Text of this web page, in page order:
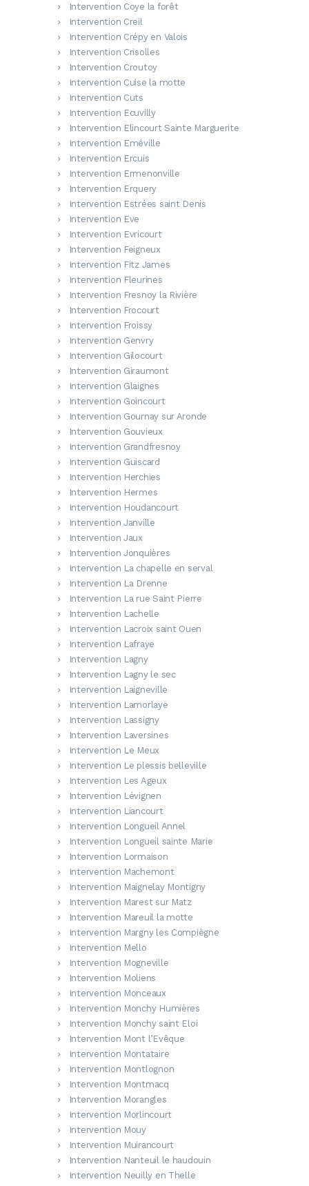
Intervention Coye la forêt
Intervention Creil
Intervention Crépy en Valois
Intervention Crisolles
Intervention Croutoy
Intervention Cuise la motte
Intervention Cuts
Intervention Ecuvilly
Intervention Elincourt Sainte Marguerite
Intervention Eméville
Intervention Ercuis
Intervention Ermenonville
Intervention Erquery
Intervention Estrées saint Denis
Intervention Eve
Intervention Evricourt
Intervention Feigneux
Intervention Fitz James
Intervention Fleurines
Intervention Fresnoy la Rivière
Intervention Frocourt
Intervention Froissy
Intervention Genvry
Intervention Gilocourt
Intervention Giraumont
Intervention Glaignes
Intervention Goincourt
Intervention Gournay sur Aronde
Intervention Gouvieux
Intervention Grandfresnoy
Intervention Guiscard
Intervention Herchies
Intervention Hermes
Intervention Houdancourt
Intervention Janville
Intervention Jaux
Intervention Jonquières
Intervention La chapelle en serval
Intervention La Drenne
Intervention La rue Saint Pierre
Intervention Lachelle
Intervention Lacroix saint Ouen
Intervention Lafraye
Intervention Lagny
Intervention Lagny le sec
Intervention Laigneville
Intervention Lamorlaye
Intervention Lassigny
Intervention Laversines
Intervention Le Meux
Intervention Le plessis belleville
Intervention Les Ageux
Intervention Lévignen
Intervention Liancourt
Intervention Longueil Annel
Intervention Longueil sainte Marie
Intervention Lormaison
Intervention Machemont
Intervention Maignelay Montigny
Intervention Marest sur Matz
Intervention Mareuil la motte
Intervention Margny les Compiègne
Intervention Mello
Intervention Mogneville
Intervention Moliens
Intervention Monceaux
Intervention Monchy Humières
Intervention Monchy saint Eloi
Intervention Mont l’Evêque
Intervention Montataire
Intervention Montlognon
Intervention Montmacq
Intervention Morangles
Intervention Morlincourt
Intervention Mouy
Intervention Muirancourt
Intervention Nanteuil le haudouin
Intervention Neuilly en Thelle